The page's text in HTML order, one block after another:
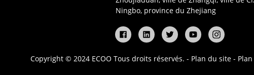
Ningbo, province du Zhejiang
Copyright © 2024 ECOO Tous droits réservés. - Plan du site-